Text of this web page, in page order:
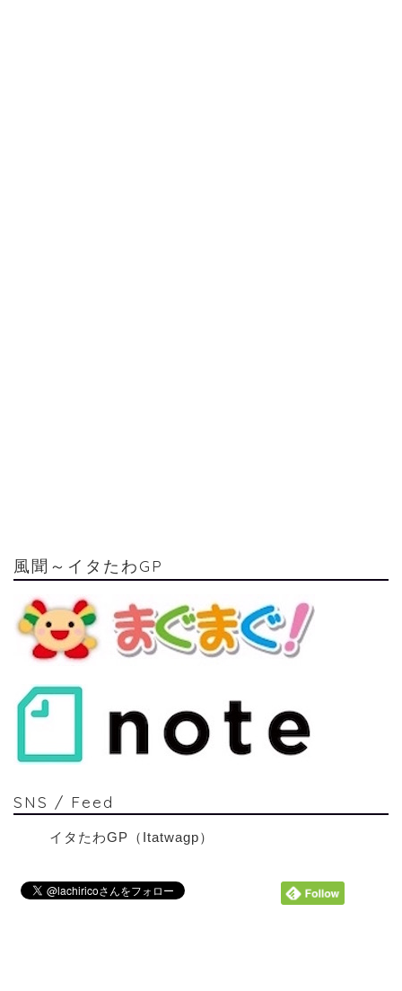
風聞～イタたわGP
SNS / Feed
イタたわGP（Itatwagp）